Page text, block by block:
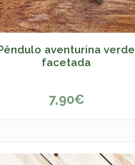
aventurina verde
facetada
+
7,90€